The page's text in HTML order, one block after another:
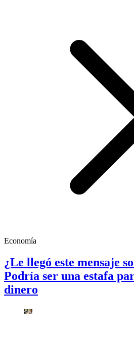
Economía
¿Le llegó este mensaje
Podría ser una estafa
dinero